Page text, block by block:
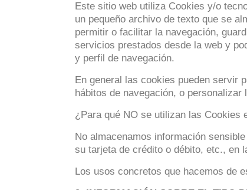
Este sitio web utiliza Cookies y/o
un pequeño archivo de texto que se
permitir o facilitar la navegación,
servicios prestados desde la web y
y perfil de navegación.
En general las cookies pueden servir
hábitos de navegación, o
¿Para qué NO se utilizan las Cookies
No almacenamos información
su tarjeta de crédito o débito, etc., en
Los usos concretos que hacemos de